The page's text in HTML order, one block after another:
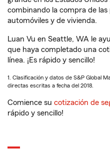
combinando la compra de las
automóviles y de vivienda.
Luan Vu en Seattle, WA le
que haya completado una
línea. ¡Es rápido y sencillo!
1. Clasificación y datos de S&P Global
directas escritas a fecha del 2018.
Comience su cotización de
rápido y sencillo!